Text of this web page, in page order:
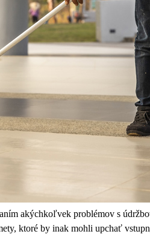
akýchkoľvek problémov s
ktoré by inak mohli upchať